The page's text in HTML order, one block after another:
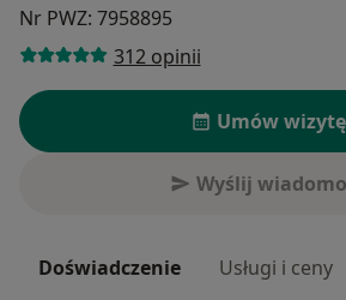
Nr PWZ: 7958895
312 opinii
Umów wizytę
Wyślij
Doświadczenie Usługi i ceny